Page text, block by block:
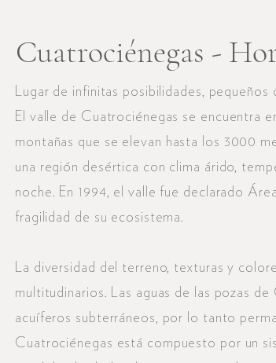
Cuatrociénegas -
Lugar de infinitas posibilidades,
El valle de Cuatrociénegas se encuentra
montañas que se elevan hasta los 3000
una región desértica con clima árido,
noche. En 1994, el valle fue declarado
fragilidad de su ecosistema.
La diversidad del terreno, texturas y
multitudinarios. Las aguas de las pozas
acuíferos subterráneos, por lo tanto
Cuatrociénegas está compuesto por un